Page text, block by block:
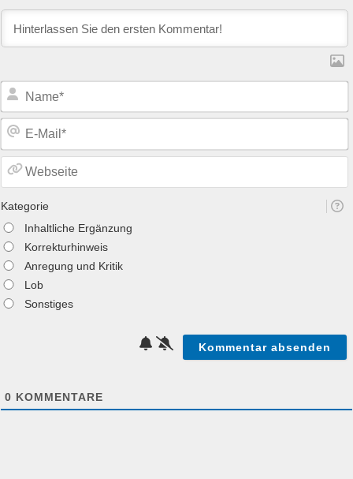
Kategorie
Inhaltliche Ergänzung
Korrekturhinweis
Anregung und Kritik
Lob
Sonstiges
0 KOMMENTARE